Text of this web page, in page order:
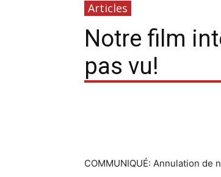
Articles
Notre film
pas vu!
COMMUNIQUÉ: Annulation de